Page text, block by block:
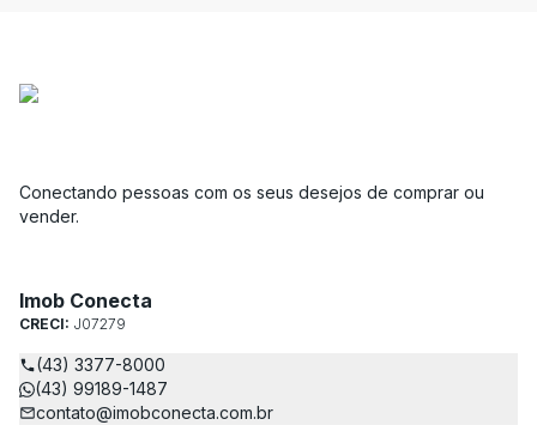
Conectando pessoas com os seus desejos de comprar ou
vender.
Imob Conecta
CRECI: J07279
(43) 3377-8000
(43) 99189-1487
contato@imobconecta.com.br